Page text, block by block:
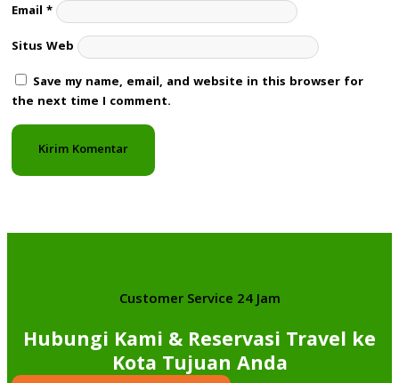
Email *
Situs Web
Save my name, email, and website in this browser for
the next time I comment.
Customer Service 24 Jam
Hubungi Kami & Reservasi Travel ke
Kota Tujuan Anda